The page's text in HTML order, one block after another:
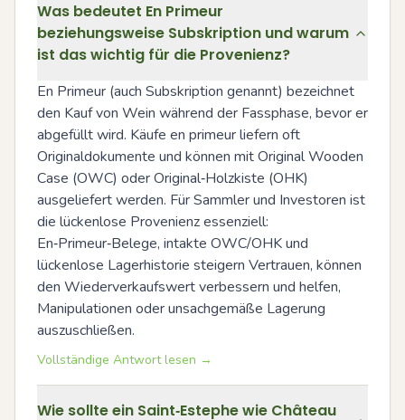
Was bedeutet En Primeur
beziehungsweise Subskription und warum
ist das wichtig für die Provenienz?
En Primeur (auch Subskription genannt) bezeichnet
den Kauf von Wein während der Fassphase, bevor er
abgefüllt wird. Käufe en primeur liefern oft
Originaldokumente und können mit Original Wooden
Case (OWC) oder Original‑Holzkiste (OHK)
ausgeliefert werden. Für Sammler und Investoren ist
die lückenlose Provenienz essenziell:
En‑Primeur‑Belege, intakte OWC/OHK und
lückenlose Lagerhistorie steigern Vertrauen, können
den Wiederverkaufswert verbessern und helfen,
Manipulationen oder unsachgemäße Lagerung
auszuschließen.
Vollständige Antwort lesen →
Wie sollte ein Saint‑Estephe wie Château